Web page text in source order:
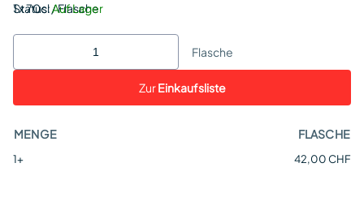
Status:Auf Lager
1 x 70cl / Flasche
Flasche
ZurEinkaufsliste
MENGE FLASCHE
1+ 42,00 CHF